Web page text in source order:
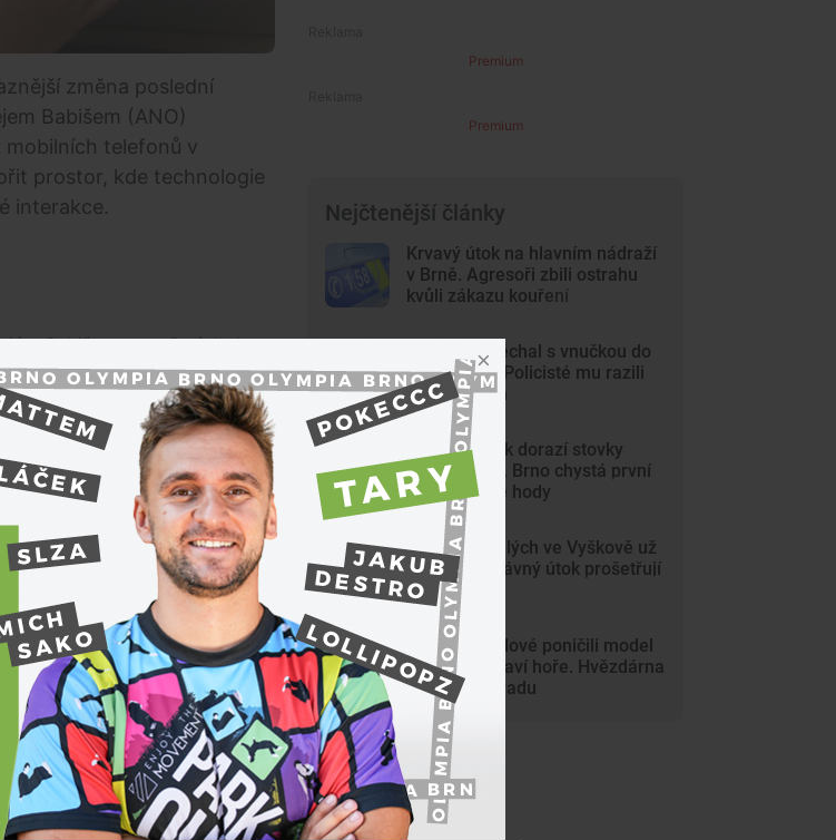
změna poslední
Babišem (ANO)
telefonů v
prostor, kde technologie
interakce.
Babiše se opatření dotkne
po nižší ročníky víceletých
“ podotklBabišvevideu
den, tedy „při výuce, o
škol a jejich řádů,
celostátní jednotu.
počítají s tím, že školy
září 2027, premiér v
prakticky režim,“ řekl Babiš.
tak uvidíme. Nevím, jestli to
školního roku,“ doplnil
celospolečenské debaty.
vyzdvihují potřebu
Premium
Premium
Nejčtenější články
Krvavý útok na hlavním nádraží
v Brně. Agresoři zbili ostrahu
kvůli zákazu kouření
Dědeček spěchal s vnučkou do
nemocnice. Policisté mu razili
cestu Brnem
Na Svoboďák dorazí stovky
krojovaných. Brno chystá první
celoměstské hody
Gang nezletilých ve Vyškově už
dořádil. Nedávný útok prošetřují
kriminalisté
Mladí vandalové poničili model
Marsu na Kraví hoře. Hvězdárna
zařídila náhradu
Nejnovější články